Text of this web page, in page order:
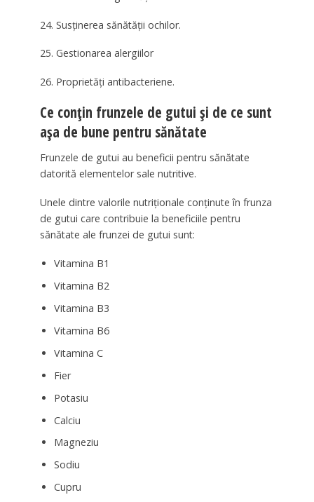
24. Susținerea sănătății ochilor.
25. Gestionarea alergiilor
26. Proprietăți antibacteriene.
Ce conțin frunzele de gutui și de ce sunt
așa de bune pentru sănătate
Frunzele de gutui au beneficii pentru sănătate
datorită elementelor sale nutritive.
Unele dintre valorile nutriționale conținute în frunza
de gutui care contribuie la beneficiile pentru
sănătate ale frunzei de gutui sunt:
Vitamina B1
Vitamina B2
Vitamina B3
Vitamina B6
Vitamina C
Fier
Potasiu
Calciu
Magneziu
Sodiu
Cupru